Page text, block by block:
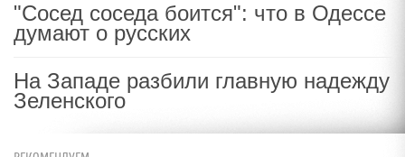
"Сосед соседа боится": что в Одессе
думают о русских
На Западе разбили главную надежду
Зеленского